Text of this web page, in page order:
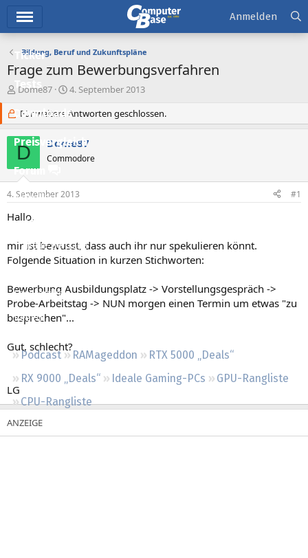
Ticker
Tests
Downloads
Preisvergleich
Forum
Aktuelles
Empfohlene Inhalte
Neue Beiträge
Neueste Aktivitäten
Leserartikel
Regeln
Podcast RAMageddon
RTX 5000 „Deals“
RX 9000 „Deals“
Ideale Gaming-PCs
GPU-Rangliste
CPU-Rangliste
Anmelden
Bildung, Beruf und Zukunftspläne
Frage zum Bewerbungsverfahren
E
s
t
e
l
e
Dome87
E
s
t
l
l
m
4. September 2013
Für weitere Antworten geschlossen.
D Dome87
Commodore
4. September 2013 #1
Hallo,
mir ist bewusst, dass auch ihr nur spekulieren könnt.
Folgende Situation in kurzen Stichworten:
Bewerbung Ausbildungsplatz -> Vorstellungsgespräch ->
Probe-Arbeitstag -> NUN morgen einen Termin um etwas "zu
besprechen"...
Gut, schlecht?
LG